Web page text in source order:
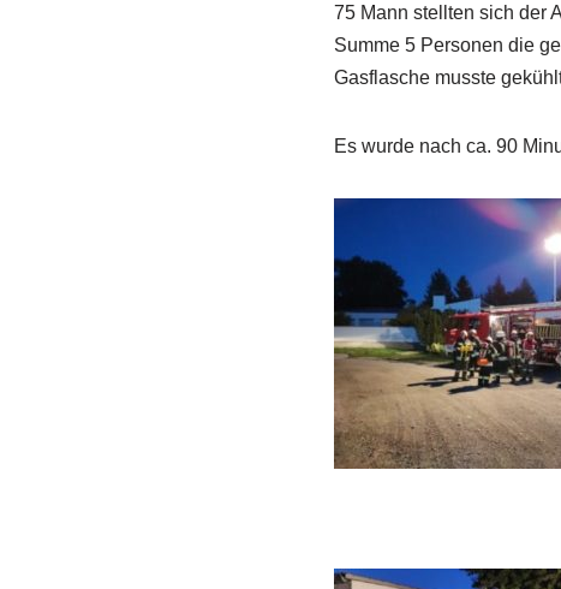
75 Mann stellten sich der
Summe 5 Personen die
Gasflasche musste
Es wurde nach ca. 90